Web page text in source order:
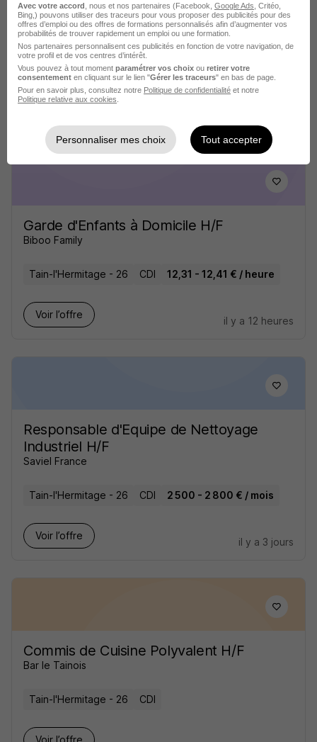
Technicien de Cave - Caviste H/F
m Chapoutier
Tain-l'Hermitage - 26 CDI 25 000 - 27 000 € / an
Garde d'Enfants à Domicile H/F
Biboo Family
Tain-l'Hermitage - 26 CDI 12,31 - 12,41 € / heure
Voir l’offre
il y a 12 heures
Responsable d'Equipe de Nettoyage
Industriel H/F
Saviel France
Tain-l'Hermitage - 26 CDI 2 500 - 2 800 € / mois
Voir l’offre
il y a 3 jours
Commis de Cuisine Polyvalent H/F
Bar le Tainois
Tain-l'Hermitage - 26 CDI
Voir l’offre
Avec votre accord , nous et nos partenaires (Facebook, Google Ads , Critéo,
Bing,) pouvons utiliser des traceurs pour vous proposer des publicités pour des
offres d’emploi ou des offres de formations personnalisés afin d’augmenter vos
probabilités de trouver rapidement un emploi ou une formation.
Nos partenaires personnalisent ces publicités en fonction de votre navigation, de
votre profil et de vos centres d’intérêt.
Vous pouvez à tout moment paramétrer vos choix ou retirer votre
consentement en cliquant sur le lien "Gérer les traceurs" en bas de page.
Pour en savoir plus, consultez notre Politique de confidentialité et notre
Politique relative aux cookies
Personnaliser mes choix Tout accepter